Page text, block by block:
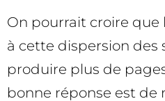
On pourrait croire que
à cette dispersion des
produire plus de
bonne réponse est de